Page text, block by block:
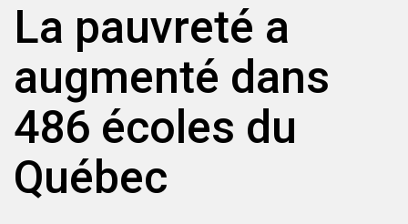
La pauvreté a
augmenté dans
486 écoles du
Québec